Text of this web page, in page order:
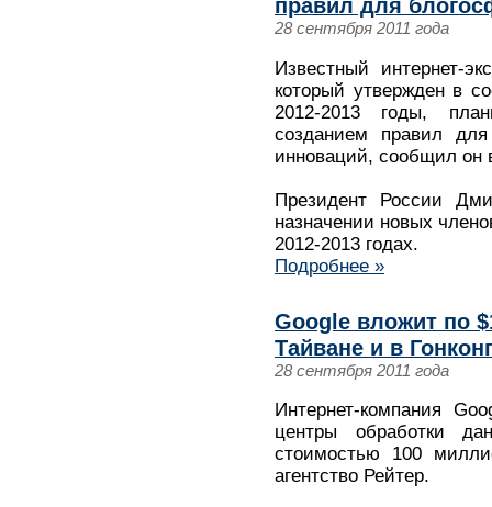
правил для
28 сентября 2011 года
Известный интернет-
который утвержден в
2012-2013 годы,
созданием правил
инноваций, сообщил он
Президент России
назначении новых
2012-2013 годах.
Подробнее »
Google вложит по
Тайване и в
28 сентября 2011 года
Интернет-компания
центры обработки
стоимостью 100
агентство Рейтер.